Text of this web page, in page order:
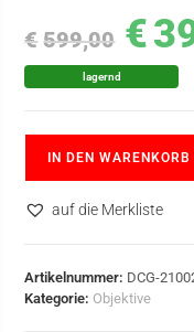
€ 599,00 €
lagernd
IN DEN WARENKORB
auf die Merkliste
Artikelnummer: DCG-
Kategorie: Objektive